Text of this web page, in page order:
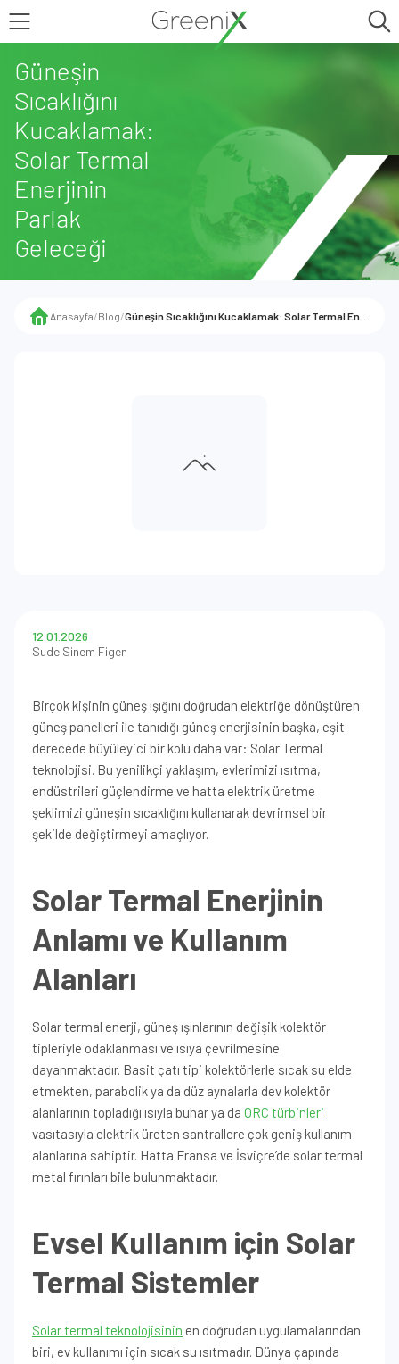
Güneşin
Sıcaklığını
Kucaklamak:
Solar Termal
Enerjinin
Parlak
Geleceği
Anasayfa/Blog/
12.01.2026
Sude Sinem Figen
Birçok kişinin güneş ışığını doğrudan elektriğe dönüştüren
güneş panelleri ile tanıdığı güneş enerjisinin başka, eşit
derecede büyüleyici bir kolu daha var: Solar Termal
teknolojisi. Bu yenilikçi yaklaşım, evlerimizi ısıtma,
endüstrileri güçlendirme ve hatta elektrik üretme
şeklimizi güneşin sıcaklığını kullanarak devrimsel bir
şekilde değiştirmeyi amaçlıyor.
Solar Termal Enerjinin
Anlamı ve Kullanım
Alanları
Solar termal enerji, güneş ışınlarının değişik kolektör
tipleriyle odaklanması ve ısıya çevrilmesine
dayanmaktadır. Basit çatı tipi kolektörlerle sıcak su elde
etmekten, parabolik ya da düz aynalarla dev kolektör
alanlarının topladığı ısıyla buhar ya da ORC türbinleri
vasıtasıyla elektrik üreten santrallere çok geniş kullanım
alanlarına sahiptir. Hatta Fransa ve İsviçre’de solar termal
metal fırınları bile bulunmaktadır.
Evsel Kullanım için Solar
Termal Sistemler
Solar termal teknolojisinin en doğrudan uygulamalarından
biri, ev kullanımı için sıcak su ısıtmadır. Dünya çapında